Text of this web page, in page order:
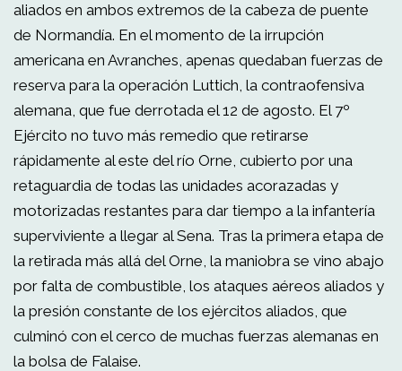
aliados en ambos extremos de la cabeza de puente
de Normandía. En el momento de la irrupción
americana en Avranches, apenas quedaban fuerzas de
reserva para la operación Luttich, la contraofensiva
alemana, que fue derrotada el 12 de agosto. El 7º
Ejército no tuvo más remedio que retirarse
rápidamente al este del río Orne, cubierto por una
retaguardia de todas las unidades acorazadas y
motorizadas restantes para dar tiempo a la infantería
superviviente a llegar al Sena. Tras la primera etapa de
la retirada más allá del Orne, la maniobra se vino abajo
por falta de combustible, los ataques aéreos aliados y
la presión constante de los ejércitos aliados, que
culminó con el cerco de muchas fuerzas alemanas en
la bolsa de Falaise.